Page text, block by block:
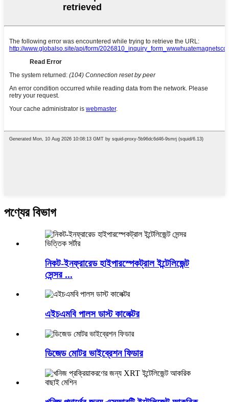
পণ্যের বিভাগ
নিকট-ইনফ্রারেড হাইপারস্পেকট্রাল ইন্টেলিজেন্ট
সেন্সর ...
এইচএমবি পালস ডাস্ট কালেক্টর
ডিজেড মোটর ভাইব্রেশন ফিডার